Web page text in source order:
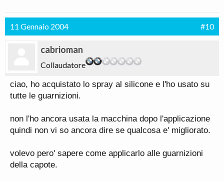
11 Gennaio 2004 #10
cabrioman
Collaudatore
ciao, ho acquistato lo spray al silicone e l'ho usato su
tutte le guarnizioni.
non l'ho ancora usata la macchina dopo l'applicazione
quindi non vi so ancora dire se qualcosa e' migliorato.
volevo pero' sapere come applicarlo alle guarnizioni
della capote.